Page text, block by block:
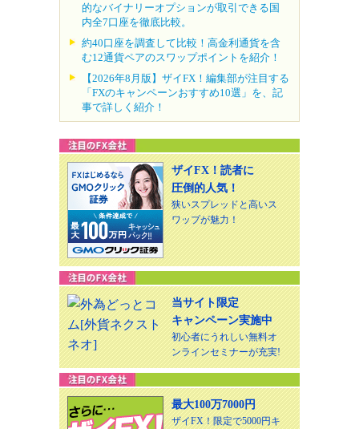
的なバイナリーオプションが取引できる国
内全7口座を徹底比較。
約40口座を調査して比較！高金利通貨を含
む12通貨ペアのスワップポイントを紹介！
【2026年8月版】ザイFX！編集部が注目する
「FXのキャンペーンおすすめ10選」を、記
事で詳しく紹介！
ザイFX！読者に
圧倒的人気！
狭いスプレッドと高いス
ワップが魅力！
当サイト限定
キャンペーン実施中
初心者にうれしい無料オ
ンラインセミナーが充実!
最大100万7000円
ザイFX！限定で5000円キ